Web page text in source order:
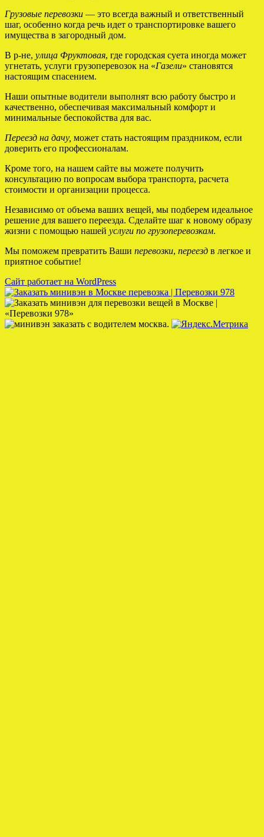
Грузовые перевозки — это всегда важный и ответственный
шаг, особенно когда речь идет о транспортировке вашего
имущества в загородный дом.
В р-не, улица Фруктовая, где городская суета иногда может
угнетать, услуги грузоперевозок на «Газели» становятся
настоящим спасением.
Наши опытные водители выполнят всю работу быстро и
качественно, обеспечивая максимальный комфорт и
минимальные беспокойства для вас.
Переезд на дачу, может стать настоящим праздником, если
доверить его профессионалам.
Кроме того, на нашем сайте вы можете получить
консультацию по вопросам выбора транспорта, расчета
стоимости и организации процесса.
Независимо от объема ваших вещей, мы подберем идеальное
решение для вашего переезда. Сделайте шаг к новому образу
жизни с помощью нашей услуги по грузоперевозкам.
Мы поможем превратить Ваши перевозки, переезд в легкое и
приятное событие!
Сайт работает на WordPress